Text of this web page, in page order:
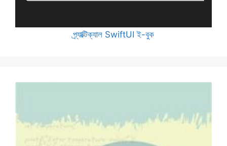
প্র্যাক্টিক্যাল SwiftUI ই-বুক